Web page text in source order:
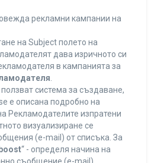
рекламни кампании на
на Subject полето на
дава изричното си
в кампанията за
система за създаване,
е описана подробно на
Рекламодателите изпратени
визуализиране се
(e-mail) от списъка. За
“ - определя начина на
съобщение (e-mail).